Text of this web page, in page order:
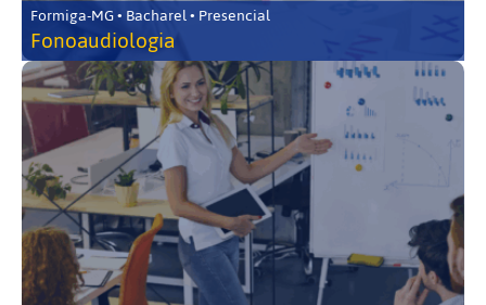
Formiga-MG • Bacharel • Presencial
Fonoaudiologia